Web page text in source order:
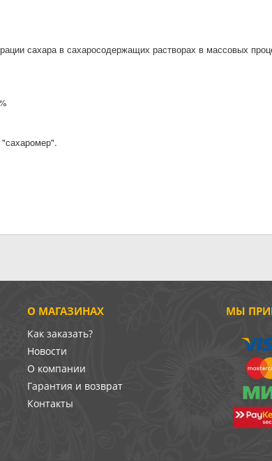
сахара в сахаросодержащих растворах в массовых
О МАГАЗИНАХ
Как заказать?
Новости
О компании
Гарантия и возврат
Контакты
МЫ